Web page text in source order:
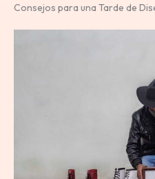
Consejos para una Tarde de